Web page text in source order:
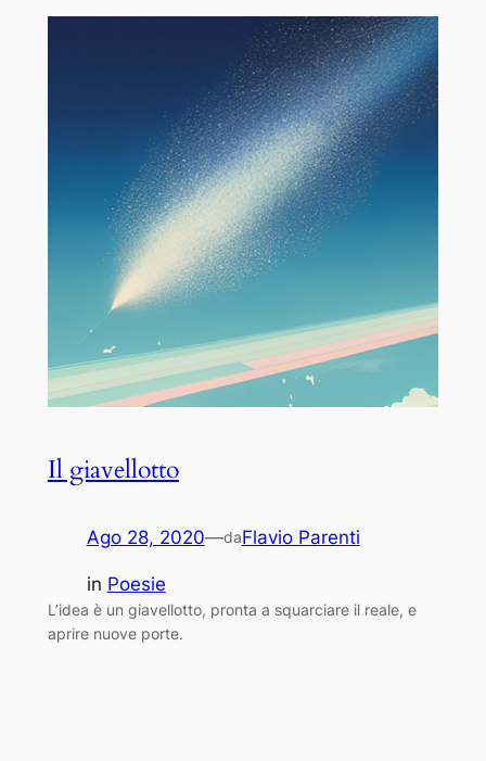
Il giavellotto
Ago 28, 2020—daFlavio Parenti
in Poesie
L’idea è un giavellotto, pronta a squarciare il reale, e
aprire nuove porte.